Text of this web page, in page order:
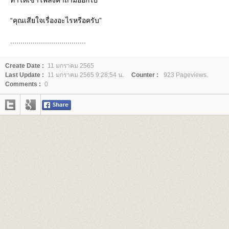
“คุณเสียใจเรื่องอะไรหรือครับ”
Create Date :
11 มกราคม 2565
Last Update :
11 มกราคม 2565 9:28:54 น. Counter :
923 Pageviews.
Comments : 0